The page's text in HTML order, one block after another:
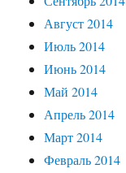
Август 2014
Июль 2014
Июнь 2014
Май 2014
Апрель 2014
Март 2014
Февраль 2014